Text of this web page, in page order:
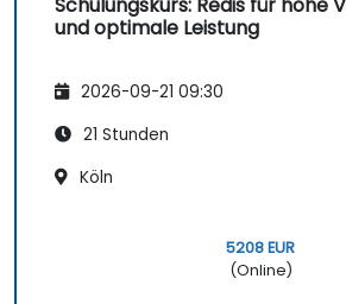
und optimale Leistung
2026-09-21 09:30
21 Stunden
Köln
5208 EUR
(Online)